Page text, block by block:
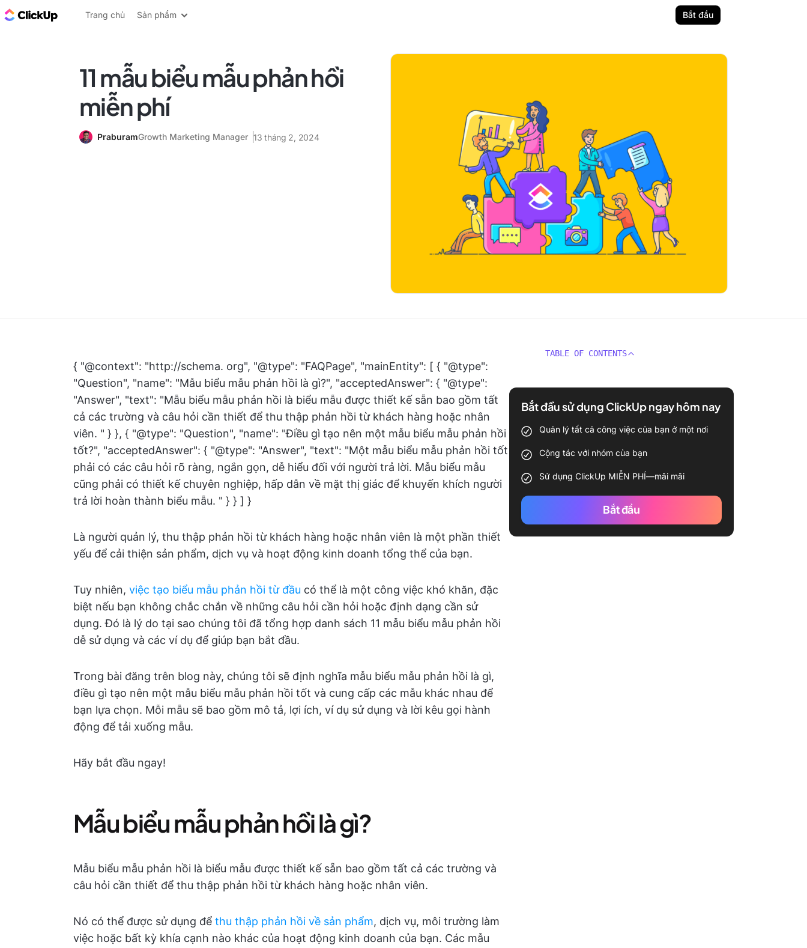
ClickUp Blog
Trang chủ Sản phẩm Bắt đầu
11 mẫu biểu mẫu phản hồi
miễn phí
PraburamGrowth Marketing Manager 13 tháng 2, 2024
{ "@context": "http://schema. org", "@type": "FAQPage", "mainEntity": [ { "@type":
"Question", "name": "Mẫu biểu mẫu phản hồi là gì?", "acceptedAnswer": { "@type":
"Answer", "text": "Mẫu biểu mẫu phản hồi là biểu mẫu được thiết kế sẵn bao gồm tất
cả các trường và câu hỏi cần thiết để thu thập phản hồi từ khách hàng hoặc nhân
viên. " } }, { "@type": "Question", "name": "Điều gì tạo nên một mẫu biểu mẫu phản hồi
tốt?", "acceptedAnswer": { "@type": "Answer", "text": "Một mẫu biểu mẫu phản hồi tốt
phải có các câu hỏi rõ ràng, ngắn gọn, dễ hiểu đối với người trả lời. Mẫu biểu mẫu
cũng phải có thiết kế chuyên nghiệp, hấp dẫn về mặt thị giác để khuyến khích người
trả lời hoàn thành biểu mẫu. " } } ] }
Là người quản lý, thu thập phản hồi từ khách hàng hoặc nhân viên là một phần thiết
yếu để cải thiện sản phẩm, dịch vụ và hoạt động kinh doanh tổng thể của bạn.
Tuy nhiên, việc tạo biểu mẫu phản hồi từ đầu có thể là một công việc khó khăn, đặc
biệt nếu bạn không chắc chắn về những câu hỏi cần hỏi hoặc định dạng cần sử
dụng. Đó là lý do tại sao chúng tôi đã tổng hợp danh sách 11 mẫu biểu mẫu phản hồi
dễ sử dụng và các ví dụ để giúp bạn bắt đầu.
Trong bài đăng trên blog này, chúng tôi sẽ định nghĩa mẫu biểu mẫu phản hồi là gì,
điều gì tạo nên một mẫu biểu mẫu phản hồi tốt và cung cấp các mẫu khác nhau để
bạn lựa chọn. Mỗi mẫu sẽ bao gồm mô tả, lợi ích, ví dụ sử dụng và lời kêu gọi hành
động để tải xuống mẫu.
Hãy bắt đầu ngay!
Mẫu biểu mẫu phản hồi là gì?
Mẫu biểu mẫu phản hồi là biểu mẫu được thiết kế sẵn bao gồm tất cả các trường và
câu hỏi cần thiết để thu thập phản hồi từ khách hàng hoặc nhân viên.
Nó có thể được sử dụng để thu thập phản hồi về sản phẩm, dịch vụ, môi trường làm
việc hoặc bất kỳ khía cạnh nào khác của hoạt động kinh doanh của bạn. Các mẫu
TABLE OF CONTENTS
Bắt đầu sử dụng ClickUp ngay hôm nay
Quản lý tất cả công việc của bạn ở một nơi
Cộng tác với nhóm của bạn
Sử dụng ClickUp MIỄN PHÍ—mãi mãi
Bắt đầu